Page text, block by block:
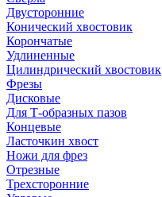
Двусторонние
Конический хвостовик
Корончатые
Удлиненные
Цилиндрический хвостовик
Фрезы
Дисковые
Для Т-образных пазов
Концевые
Ласточкин хвост
Ножи для фрез
Отрезные
Трехсторонние